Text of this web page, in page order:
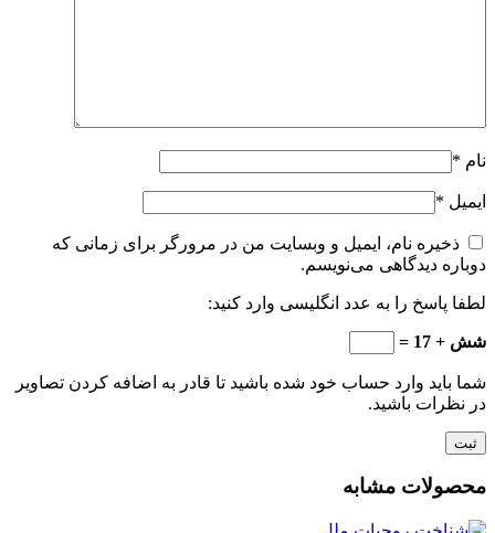
نام *
ایمیل *
ذخیره نام، ایمیل و وبسایت من در مرورگر برای زمانی که
دوباره دیدگاهی می‌نویسم.
لطفا پاسخ را به عدد انگلیسی وارد کنید:
شش + 17 =
شما باید وارد حساب خود شده باشید تا قادر به اضافه کردن تصاویر
در نظرات باشید.
محصولات مشابه